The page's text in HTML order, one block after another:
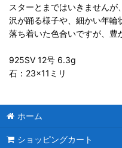
スターとまではいきません
沢が踊る様子や、細かい年輪
落ち着いた色合いですが、豊
925SV 12号 6.3g
石：23×11ミリ
ホーム
ショッピングカート